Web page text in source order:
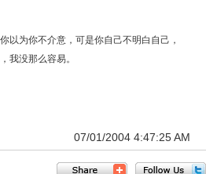
以为你不介意，可是你自己不明白自己，
我没那么容易。
07/01/2004 4:47:25 AM